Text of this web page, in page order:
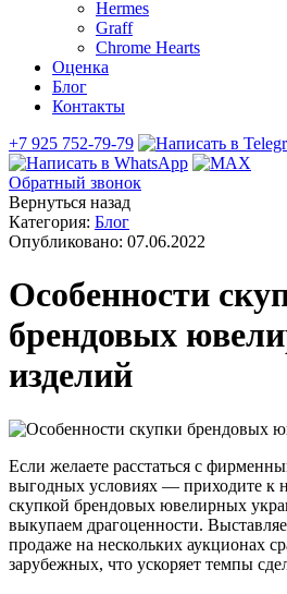
Hermes
Graff
Chrome Hearts
Оценка
Блог
Контакты
+7 925 752-79-79
Обратный звонок
Вернуться назад
Категория: Блог
Опубликовано: 07.06.2022
Особенности
брендовых
изделий
Если желаете расстаться с
выгодных условиях — приходите к
скупкой брендовых ювелирных
выкупаем драгоценности.
продаже на нескольких аукционах
зарубежных, что ускоряет темпы